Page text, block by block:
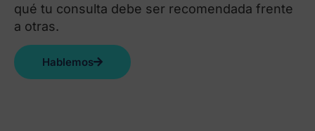
qué tu consulta debe ser recomendada frente
a otras.
Hablemos